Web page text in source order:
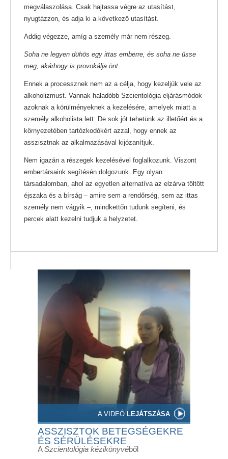
A VIDEÓ LEJÁTSZÁSA
ASSZISZTOK BETEGSÉGEKRE
ÉS SÉRÜLÉSEKRE
ASzcientológia kézikönyvéből
megválaszolása. Csak hajtassa végre az utasítást,
nyugtázzon, és adja ki a következő utasítást.
Addig végezze, amíg a személy már nem részeg.
Soha ne legyen dühös egy ittas emberre, és soha ne üsse
meg, akárhogy is provokálja önt.
Ennek a processznek nem az a célja, hogy kezeljük vele az
alkoholizmust. Vannak haladóbb Szcientológia eljárásmódok
azoknak a körülményeknek a kezelésére, amelyek miatt a
személy alkoholista lett. De sok jót tehetünk az illetőért és a
környezetében tartózkodókért azzal, hogy ennek az
asszisztnak az alkalmazásával kijózanítjuk.
Nem igazán a részegek kezelésével foglalkozunk. Viszont
embertársaink segítésén dolgozunk. Egy olyan
társadalomban, ahol az egyetlen alternatíva az elzárva töltött
éjszaka és a bírság – amire sem a rendőrség, sem az ittas
személy nem vágyik –, mindkettőn tudunk segíteni, és
percek alatt kezelni tudjuk a helyzetet.